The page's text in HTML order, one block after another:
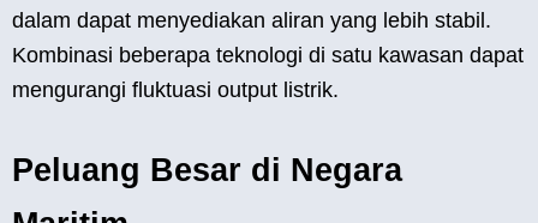
dalam dapat menyediakan aliran yang lebih stabil.
Kombinasi beberapa teknologi di satu kawasan dapat
mengurangi fluktuasi output listrik.
Peluang Besar di Negara